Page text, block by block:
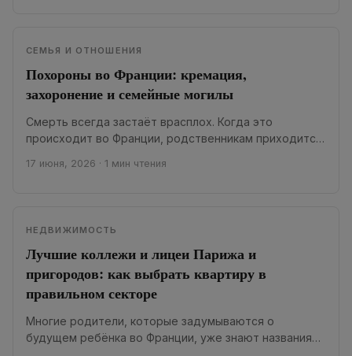
СЕМЬЯ И ОТНОШЕНИЯ
Похороны во Франции: кремация,
захоронение и семейные могилы
Смерть всегда застаёт врасплох. Когда это
происходит во Франции, родственникам приходится
обращаться в похоронное агентство,...
17 июня, 2026 · 1 мин чтения
НЕДВИЖИМОСТЬ
Лучшие коллежи и лицеи Парижа и
пригородов: как выбрать квартиру в
правильном секторе
Многие родители, которые задумываются о
будущем ребёнка во Франции, уже знают названия